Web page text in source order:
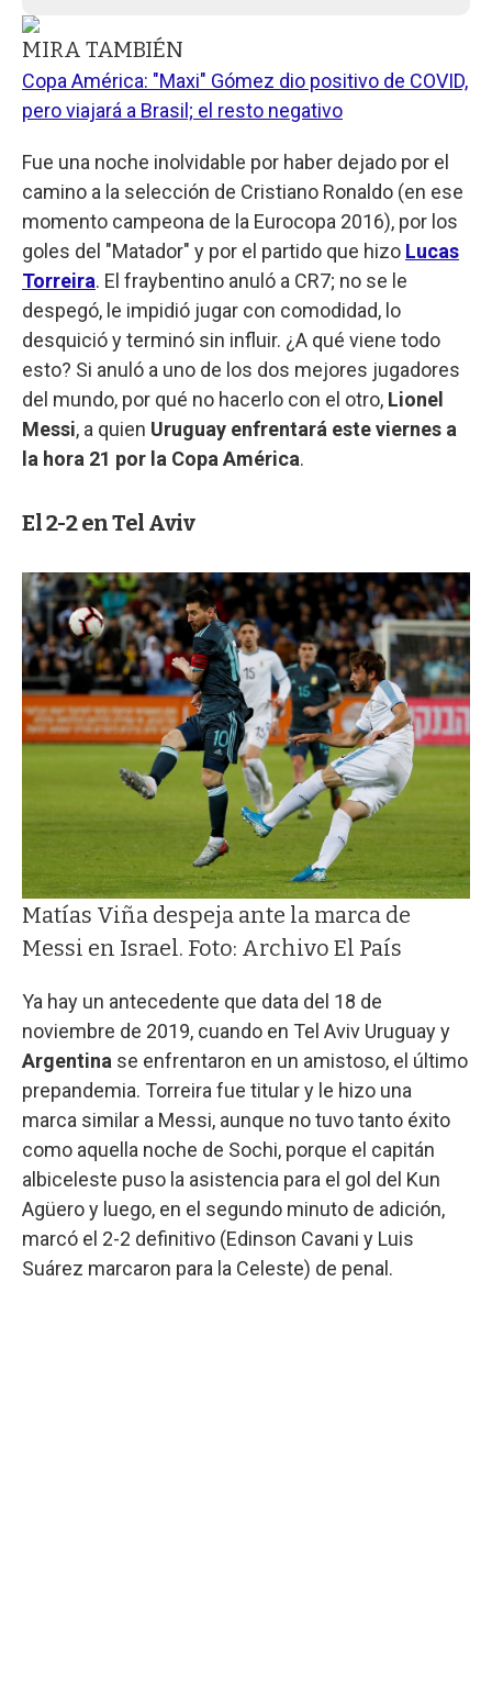
MIRA TAMBIÉN
Copa América: "Maxi" Gómez dio positivo de COVID,
pero viajará a Brasil; el resto negativo
Fue una noche inolvidable por haber dejado por el
camino a la selección de Cristiano Ronaldo (en ese
momento campeona de la Eurocopa 2016), por los
goles del "Matador" y por el partido que hizo Lucas
Torreira. El fraybentino anuló a CR7; no se le
despegó, le impidió jugar con comodidad, lo
desquició y terminó sin influir. ¿A qué viene todo
esto? Si anuló a uno de los dos mejores jugadores
del mundo, por qué no hacerlo con el otro, Lionel
Messi, a quien Uruguay enfrentará este viernes a
la hora 21 por la Copa América.
El 2-2 en Tel Aviv
Matías Viña despeja ante la marca de
Messi en Israel. Foto: Archivo El País
Ya hay un antecedente que data del 18 de
noviembre de 2019, cuando en Tel Aviv Uruguay y
Argentina se enfrentaron en un amistoso, el último
prepandemia. Torreira fue titular y le hizo una
marca similar a Messi, aunque no tuvo tanto éxito
como aquella noche de Sochi, porque el capitán
albiceleste puso la asistencia para el gol del Kun
Agüero y luego, en el segundo minuto de adición,
marcó el 2-2 definitivo (Edinson Cavani y Luis
Suárez marcaron para la Celeste) de penal.